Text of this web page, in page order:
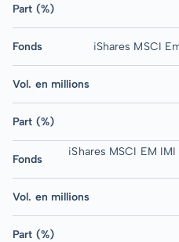
Part (%)
Fonds iShares MSCI
Vol. en millions
Part (%)
Fonds
iShares MSCI EM
Vol. en millions
Part (%)